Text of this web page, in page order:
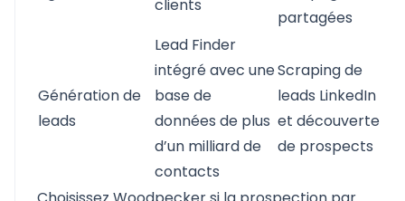
clients
partagées
Génération de
leads
Lead Finder
intégré avec une
base de
données de plus
d’un milliard de
contacts
Scraping de
leads LinkedIn
et découverte
de prospects